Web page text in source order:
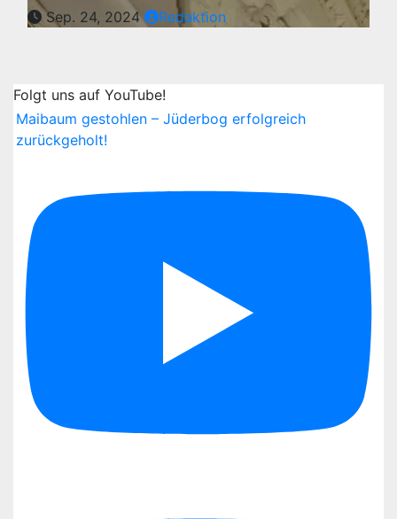
Sep. 24, 2024 Redaktion
Folgt uns auf YouTube!
Maibaum gestohlen – Jüderbog erfolgreich
zurückgeholt!